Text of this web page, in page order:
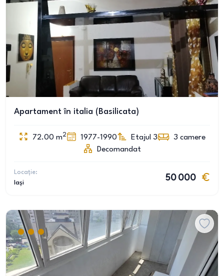
Apartament în italia (Basilicata)
72.00 m2 1977-1990 Etajul 3 3 camere
Decomandat
Locație:
Iași
50 000